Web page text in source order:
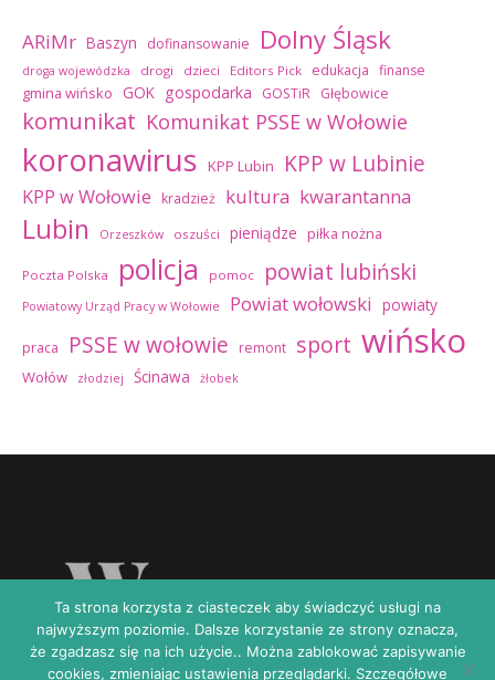
ARiMr Baszyn dofinansowanie Dolny Śląsk
droga wojewódzka drogi dzieci Editors Pick edukacja finanse
gmina wińsko GOK gospodarka GOSTiR Głębowice
komunikat Komunikat PSSE w Wołowie
koronawirus KPP Lubin KPP w Lubinie
KPP w Wołowie kradzież kultura kwarantanna
Lubin Orzeszków oszuści pieniądze piłka nożna
Poczta Polska policja pomoc powiat lubiński
Powiatowy Urząd Pracy w Wołowie Powiat wołowski powiaty
praca PSSE w wołowie remont sport wińsko
Wołów złodziej Ścinawa żłobek
Ta strona korzysta z ciasteczek aby świadczyć usługi na
najwyższym poziomie. Dalsze korzystanie ze strony oznacza,
że zgadzasz się na ich użycie.. Można zablokować zapisywanie
cookies, zmieniając ustawienia przeglądarki. Szczegółowe